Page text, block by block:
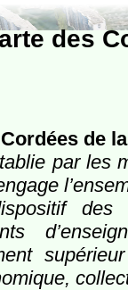
des
de
par les
des